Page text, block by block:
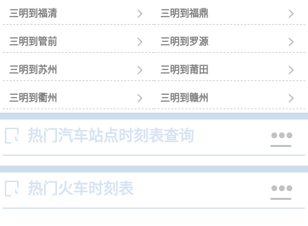
三明到福清  三明到福鼎 
三明到管前  三明到罗源 
三明到苏州  三明到莆田 
三明到衢州  三明到赣州 
 热门汽车站点时刻表查询 
 热门火车时刻表 